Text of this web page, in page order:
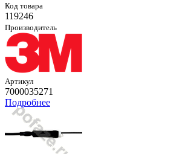
Код товара
119246
Производитель
Артикул
7000035271
Подробнее